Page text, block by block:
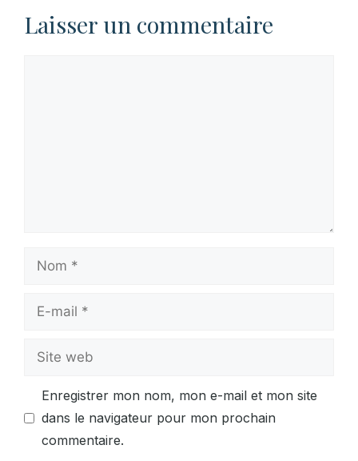
Laisser un commentaire
Nom
Site
Enregistrer mon nom, mon e-mail et mon site
dans le navigateur pour mon prochain
commentaire.